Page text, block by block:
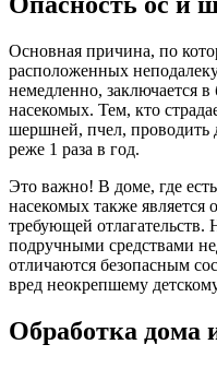
Основная причина, по
расположенных
немедленно, заключается
насекомых. Тем, кто
шершней, пчел, проводить
реже 1 раза в год.
Это важно! В доме, где
насекомых также является
требующей отлагательств.
подручными средствами
отличаются безопасным
вред неокрепшему
Обработка дома